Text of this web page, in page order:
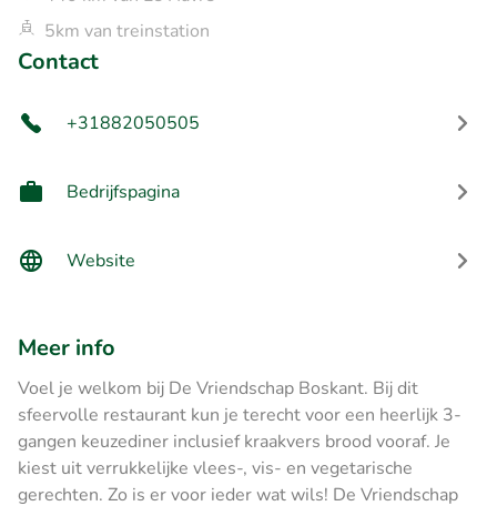
5km van treinstation
Contact
+31882050505
Bedrijfspagina
Website
Meer info
Voel je welkom bij De Vriendschap Boskant. Bij dit
sfeervolle restaurant kun je terecht voor een heerlijk 3-
gangen keuzediner inclusief kraakvers brood vooraf. Je
kiest uit verrukkelijke vlees-, vis- en vegetarische
gerechten. Zo is er voor ieder wat wils! De Vriendschap